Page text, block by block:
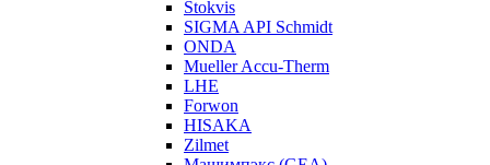
Stokvis
SIGMA API Schmidt
ONDA
Mueller Accu-Therm
LHE
Forwon
HISAKA
Zilmet